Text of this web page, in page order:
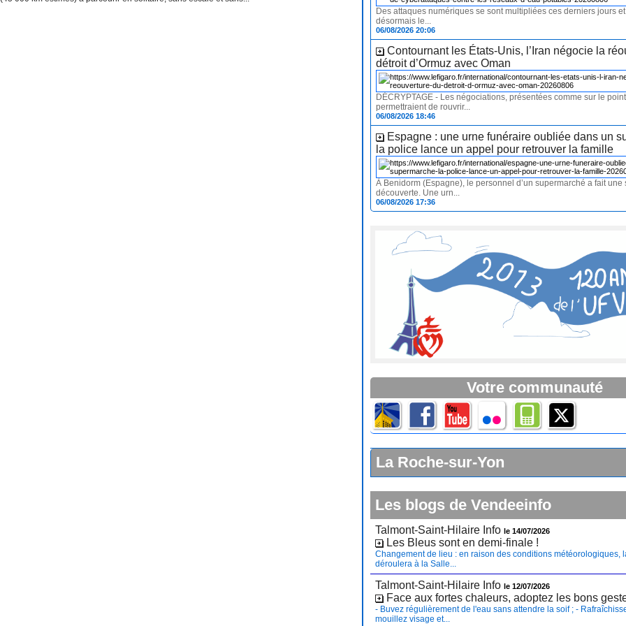
Des attaques numériques se sont multipliées ces derniers jours
désormais le...
06/08/2026 20:06
Contournant les États-Unis, l’Iran négocie la
détroit d’Ormuz avec Oman
DÉCRYPTAGE - Les négociations, présentées comme sur le point
permettraient de rouvrir...
06/08/2026 18:46
Espagne : une urne funéraire oubliée dans un
la police lance un appel pour retrouver la famille
À Benidorm (Espagne), le personnel d’un supermarché a fait une
découverte. Une urn...
06/08/2026 17:36
Votre communauté
La Roche-sur-Yon
Les blogs de Vendeeinfo
Talmont-Saint-Hilaire Infole 14/07/2026
Les Bleus sont en demi-finale !
Changement de lieu : en raison des conditions météorologiques,
déroulera à la Salle...
Talmont-Saint-Hilaire Infole 12/07/2026
Face aux fortes chaleurs, adoptez les bons
- Buvez régulièrement de l'eau sans attendre la soif ; -
mouillez visage et...